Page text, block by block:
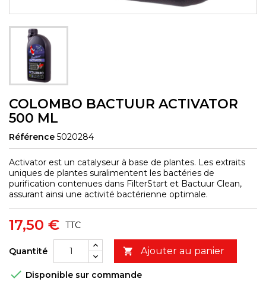
COLOMBO BACTUUR ACTIVATOR
500 ML
Référence 5020284
Activator est un catalyseur à base de plantes. Les extraits
uniques de plantes suralimentent les bactéries de
purification contenues dans FilterStart et Bactuur Clean,
assurant ainsi une activité bactérienne optimale.
17,50 € TTC
Quantité  Ajouter au panier
 Disponible sur commande